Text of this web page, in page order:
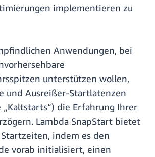
implementieren zu
Anwendungen, bei
unterstützen wollen,
und Ausreißer-Startlatenzen
„Kaltstarts“) die Erfahrung Ihrer
Lambda SnapStart bietet
indem es den
vorab initialisiert, einen